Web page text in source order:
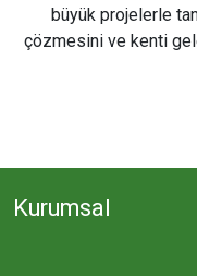
büyük projelerle
çözmesini ve kenti
Kurumsal